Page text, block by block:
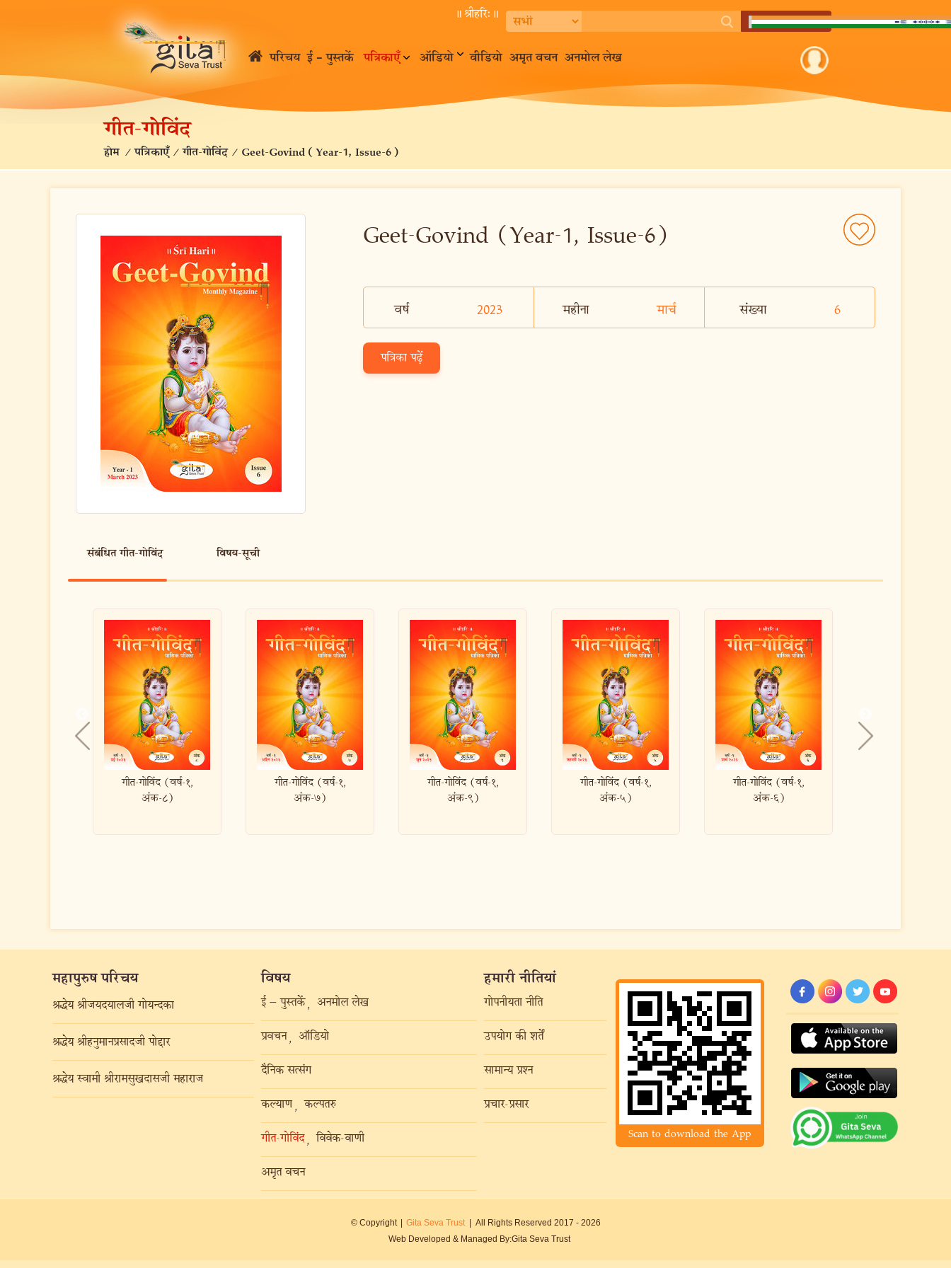
॥ श्रीहरि:॥
परिचय ई – पुस्तकें पत्रिकाएँ ऑडियो वीडियो अमृत वचन अनमोल लेख
गीत-गोविंद
होम /पत्रिकाएँ /गीत-गोविंद / Geet-Govind (Year-1, Issue-6)
Geet-Govind (Year-1, Issue-6)
वर्ष 2023 महीना मार्च संख्या 6
पत्रिका पढ़ें
संबंधित गीत-गोविंद विषय-सूची
गीत-गोविंद (वर्ष-१,
अंक-७)
गीत-गोविंद (वर्ष-१,
अंक-९)
गीत-गोविंद (वर्ष-१,
अंक-५)
गीत-गोविंद (वर्ष-१,
अंक-६)
गीत-गोविंद (वर्ष-१,
अंक-४)
महापुरुष परिचय
श्रद्धेय श्रीजयदयालजी गोयन्दका
श्रद्धेय श्रीहनुमानप्रसादजी पोद्दार
श्रद्धेय स्वामी श्रीरामसुखदासजी महाराज
विषय
ई – पुस्तकें , अनमोल लेख
प्रवचन , ऑडियो
दैनिक सत्संग
कल्याण , कल्पतरु
गीत-गोविंद , विवेक-वाणी
अमृत वचन
हमारी नीतियां
गोपनीयता नीति
उपयोग की शर्तें
सामान्य प्रश्न
प्रचार-प्रसार
Scan to download the App
© Copyright | Gita Seva Trust | All Rights Reserved 2017 - 2026
Web Developed & Managed By:Gita Seva Trust